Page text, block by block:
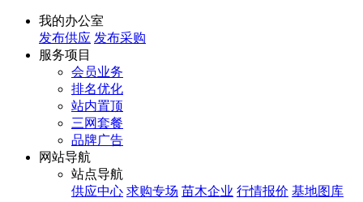
我的办公室
发布供应 发布采购
服务项目
会员业务
排名优化
站内置顶
三网套餐
品牌广告
网站导航
站点导航
供应中心 求购专场 苗木企业 行情报价 基地图库